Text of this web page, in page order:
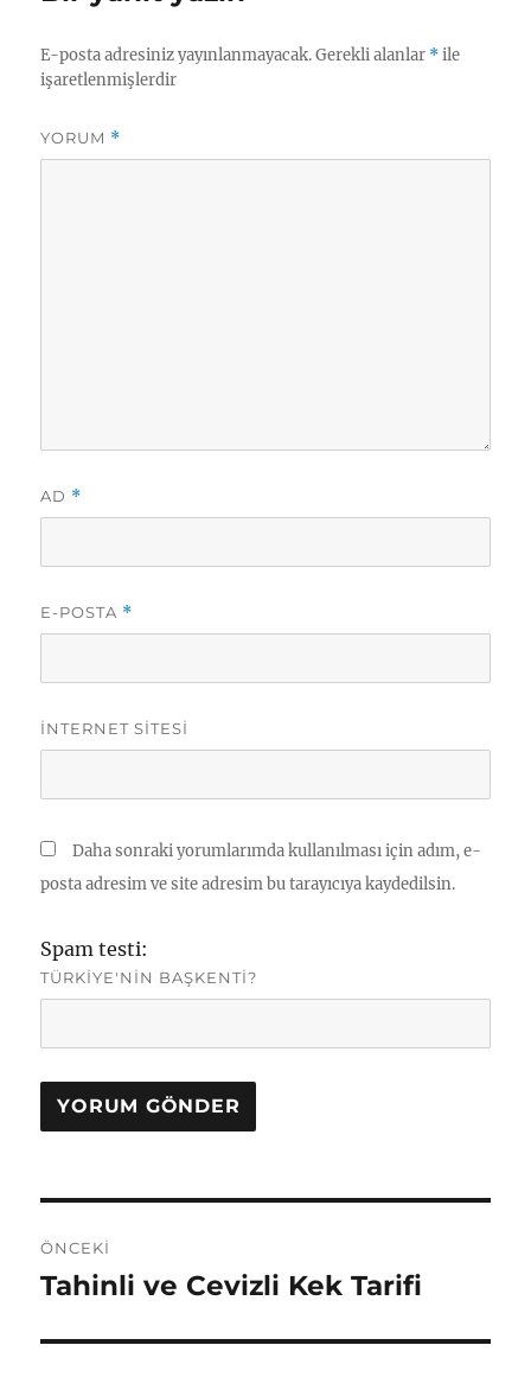
E-posta adresiniz yayınlanmayacak. Gerekli alanlar *ile
işaretlenmişlerdir
YORUM *
AD *
E-POSTA *
İNTERNET SITESI
Daha sonraki yorumlarımda kullanılması için adım, e-
posta adresim ve site adresim bu tarayıcıya kaydedilsin.
Spam testi:
TÜRKIYE'NIN BAŞKENTI?
gezinmesi
ÖNCEKI
Önceki
Tahinli ve Cevizli Kek Tarifi